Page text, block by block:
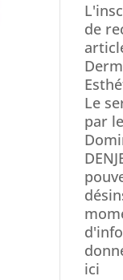
de
Le
par
ici